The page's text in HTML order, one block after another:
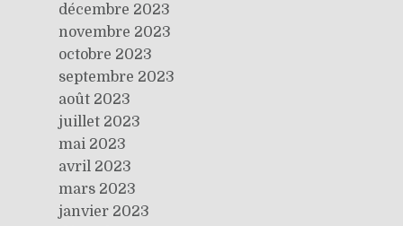
décembre 2023
novembre 2023
octobre 2023
septembre 2023
août 2023
juillet 2023
mai 2023
avril 2023
mars 2023
janvier 2023